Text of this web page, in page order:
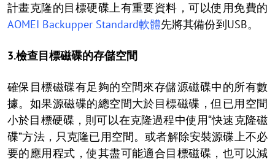
計畫克隆的目標硬碟上有重要資料，可以使用免費的
AOMEI Backupper Standard軟體先將其備份到USB。
3.檢查目標磁碟的存儲空間
確保目標磁碟有足夠的空間來存儲源磁碟中的所有數
據。如果源磁碟的總空間大於目標磁碟，但已用空間
小於目標硬碟，則可以在克隆過程中使用“快速克隆磁
碟”方法，只克隆已用空間。或者解除安裝源碟上不必
要的應用程式，使其盡可能適合目標磁碟，也可以減